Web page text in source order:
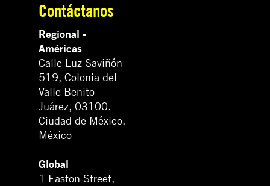
Contáctanos
Regional -
Américas
Calle Luz Saviñón
519, Colonia del
Valle Benito
Juárez, 03100.
Ciudad de México,
México
Global
1 Easton Street,